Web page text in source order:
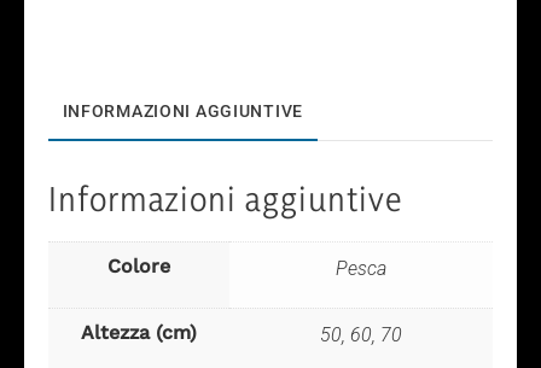
INFORMAZIONI AGGIUNTIVE
Informazioni aggiuntive
Colore Pesca
Altezza (cm) 50, 60, 70